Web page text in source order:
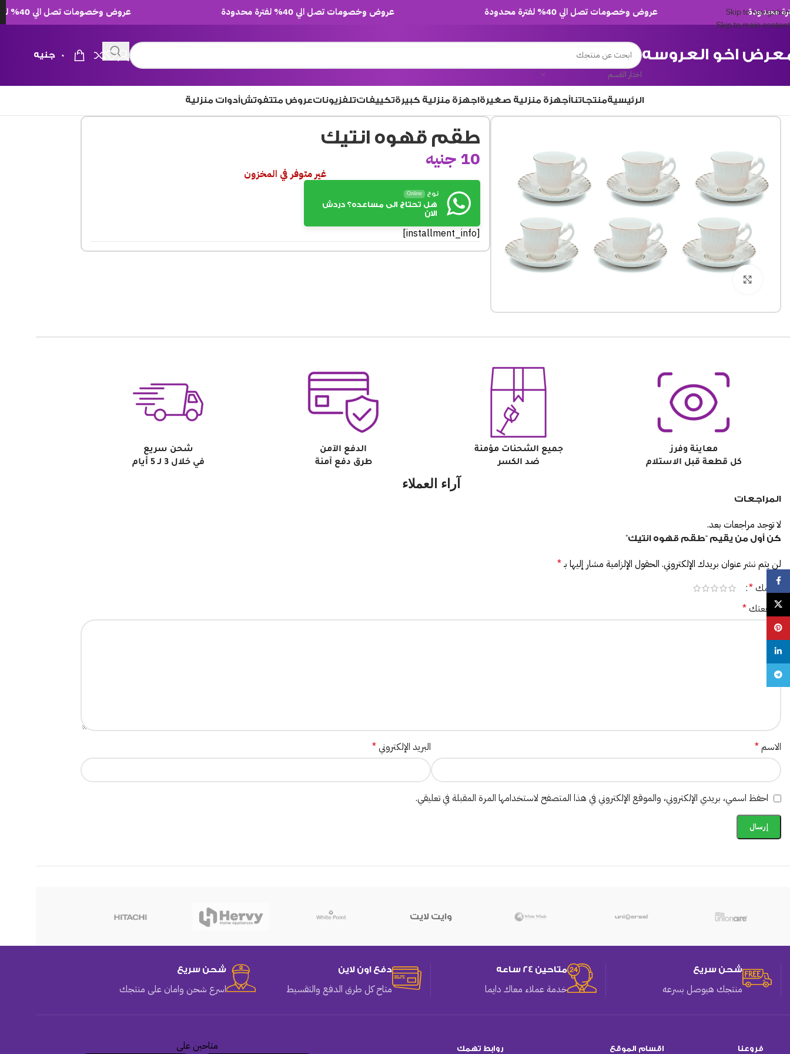
Skip to navigation
Skip to main content
عروض وخصومات تصل الي 40% لفترة محدودة عروض وخصومات تصل الي 40% لفترة محدودة عروض وخصومات تصل الي 40% لفترة محدودة
اخو العروسه
اختار القسم
0 جنيه
الرئيسيةمنتجاتناأجهزة منزلية صغيرةاجهزة منزلية كبيرةتكييفاتتلفزيوناتعروض متتفوتشأدوات منزلية
طقم قهوه انتيك
10جنيه
غير متوفر في المخزون
نوح Online
هل تحتاج الى مساعده؟ دردش
الان
[installment_info]
معاينة وفرز
كل قطعة قبل الاستلام
جميع الشحنات مؤمنة
ضد الكسر
الدفع الآمن
طرق دفع آمنة
شحن سريع
في خلال 3 لـ 5 أيام
آراء العملاء
المراجعات
لا توجد مراجعات بعد.
كن أول من يقيم “طقم قهوه انتيك”
لن يتم نشر عنوان بريدك الإلكتروني. الحقول الإلزامية مشار إليها بـ*
تقييمك*
مراجعتك*
الاسم* البريد الإلكتروني*
احفظ اسمي، بريدي الإلكتروني، والموقع الإلكتروني في هذا المتصفح لاستخدامها المرة المقبلة في تعليقي.
وايت لايت
شحن سريع
منتجك هيوصل بسرعه
متاحين 24 ساعه
خدمة عملاء معاك دايما
دفع اون لاين
متاح كل طرق الدفع والتقسيط
شحن سريع
اسرع شحن وامان على منتجك
فروعنا اقسام الموقع روابط تهمك متاحين على